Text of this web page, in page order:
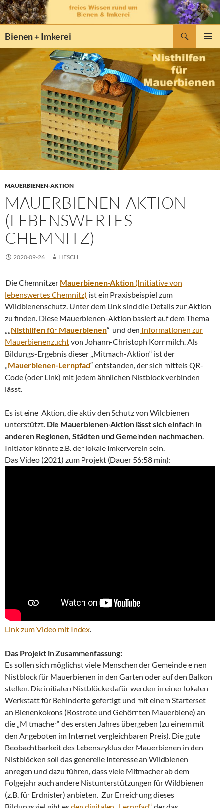
Zum
Inhalt
Bienen + Imkerei
MENÜ
MAUERBIENEN-AKTION
MAUERBIENEN-AKTION
(LEBENSWERTES
CHEMNITZ)
2020-09-26 LIESCH
Die Chemnitzer Mauerbienen-Aktion (Initiative von
lebenswertes Chemnitz) ist ein Praxisbeispiel zum
Wildbienenschutz. Unter dem Link sind die Details zur Aktion
zu finden. Diese Mauerbienen-Aktion basiert auf dem Thema
Nisthilfen für Mauerbienen“ und den Informationen zur
Mauerbienenzuchtvon Johann-Christoph Kornmilch. Als
Bildungs-Ergebnis dieser „Mitmach-Aktion“ ist der
Mauerbienen-Lernpfad“ entstanden, der sich mittels QR-
Code (oder Link) mit jedem ähnlichen Nistblock verbinden
lässt.
Es ist eine Aktion, die aktiv den Schutz von Wildbienen
unterstützt. Die Mauerbienen-Aktion lässt sich einfach in
anderen Regionen, Städten und Gemeinden nachmachen
Initiator könnte z.B. der lokale Imkerverein sein.
Das Video (2021) zum Projekt (Dauer 56:58 min):
Link zum Video mit Index
Das Projekt in Zusammenfassung:
Es sollen sich möglichst viele Menschen der Gemeinde einen
Nistblock für Mauerbienen in den Garten oder auf den Balkon
stellen. Die initialen Nistblöcke dafür werden in einer lokalen
Werkstatt für Behinderte gefertigt und mit einem Starterset
an Bienenkokons (Rostrote und Gehörnten Mauerbiene) an
die „Mitmacher“ des ersten Jahres übergeben (zu einem mit
den Angeboten im Internet vergleichbaren Preis). Die gute
Beobachtbarkeit des Lebenszyklus der Mauerbienen in den
Nistblöcken soll das generelle Interesse an Wildbienen
anregen und dazu führen, dass viele Mitmacher ab dem
Folgejahr auch andere Nistunterstützungen für Wildbienen
(z.B. für Erdnister) anbieten. Zur Erreichung dieses
Bildungsziel gibt esden digitalen „Lernpfad“ der das